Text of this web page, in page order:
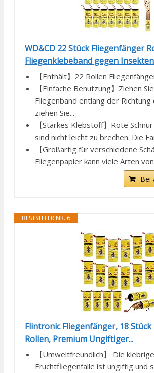
WD&CD 22 Stück Fliegenfänger
Fliegenklebeband gegen Insekten
【Enthält】22 Rollen
【Einfache Benutzung】Ziehen
Fliegenband entlang der Richtung
ziehen Sie...
【Starkes Klebstoff】Rote
sind nicht leicht zu brechen. Die
【Großartig für verschiedene
Fliegenpapier kann viele Arten
Bei
BESTSELLER NR. 6
Flintronic Fliegenfänger, 18
Rollen, Premium Ungiftiger...
【Umweltfreundlich】 Die klebrige
Fruchtfliegenfalle ist ungiftig und